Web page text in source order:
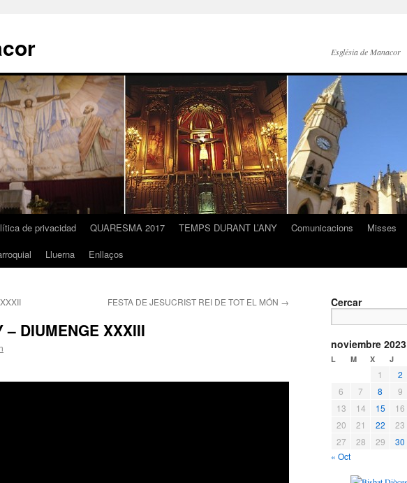
Església de Manacor
de privacidad QUARESMA 2017 TEMPS DURANT L’ANY Comunicacions
Misses
Lluerna Enllaços
FESTA DE JESUCRIST REI DE TOT EL MÓN →
– DIUMENGE XXXIII
Cercar
noviembre 2023
L M X J
1 2
6
7 8 9
13
14 15 16
20
21 22 23
27
28 29
30
« Oct